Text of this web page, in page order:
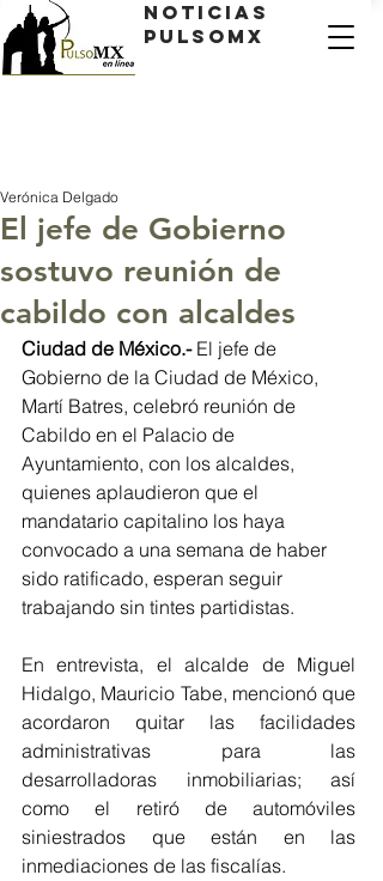
Noticias
PulsoMX
El jefe de Gobierno
sostuvo reunión de
cabildo con alcaldes
Verónica Delgado
Ciudad de México.- El jefe de
Gobierno de la Ciudad de México,
Martí Batres, celebró reunión de
Cabildo en el Palacio de
Ayuntamiento, con los alcaldes,
quienes aplaudieron que el
mandatario capitalino los haya
convocado a una semana de haber
sido ratificado, esperan seguir
trabajando sin tintes partidistas.
En entrevista, el alcalde de Miguel
Hidalgo, Mauricio Tabe, mencionó que
acordaron quitar las facilidades
administrativas para las
desarrolladoras inmobiliarias; así
como el retiró de automóviles
siniestrados que están en las
inmediaciones de las fiscalías.